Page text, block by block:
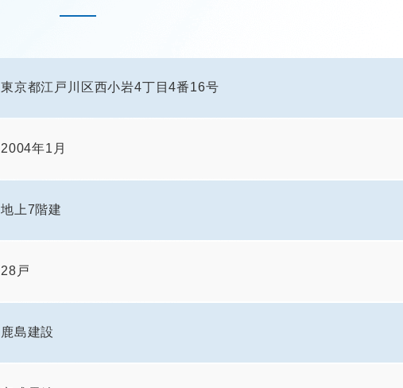
東京都江戸川区西小岩4丁目4番16号
2004年1月
地上7階建
28戸
鹿島建設